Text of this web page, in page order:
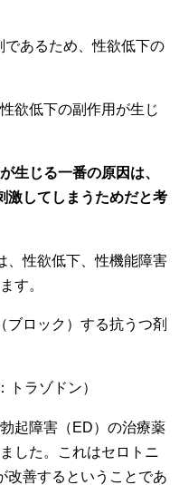
あるため、性欲低下の
欲低下の副作用が生じ
生じる一番の原因は、
激してしまうためだと考
、性欲低下、性機能障害
す。
ブロック）する抗うつ剤
トラゾドン）
起障害（ED）の治療薬
した。これはセロトニ
改善するということであ